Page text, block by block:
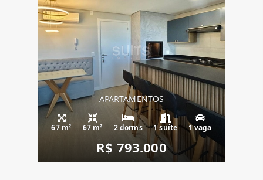
APARTAMENTOS
67 m² 67 m² 2 dorms 1 suíte 1 vaga
R$ 793.000